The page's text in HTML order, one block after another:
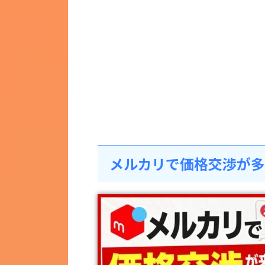
メルカリで価格交渉が